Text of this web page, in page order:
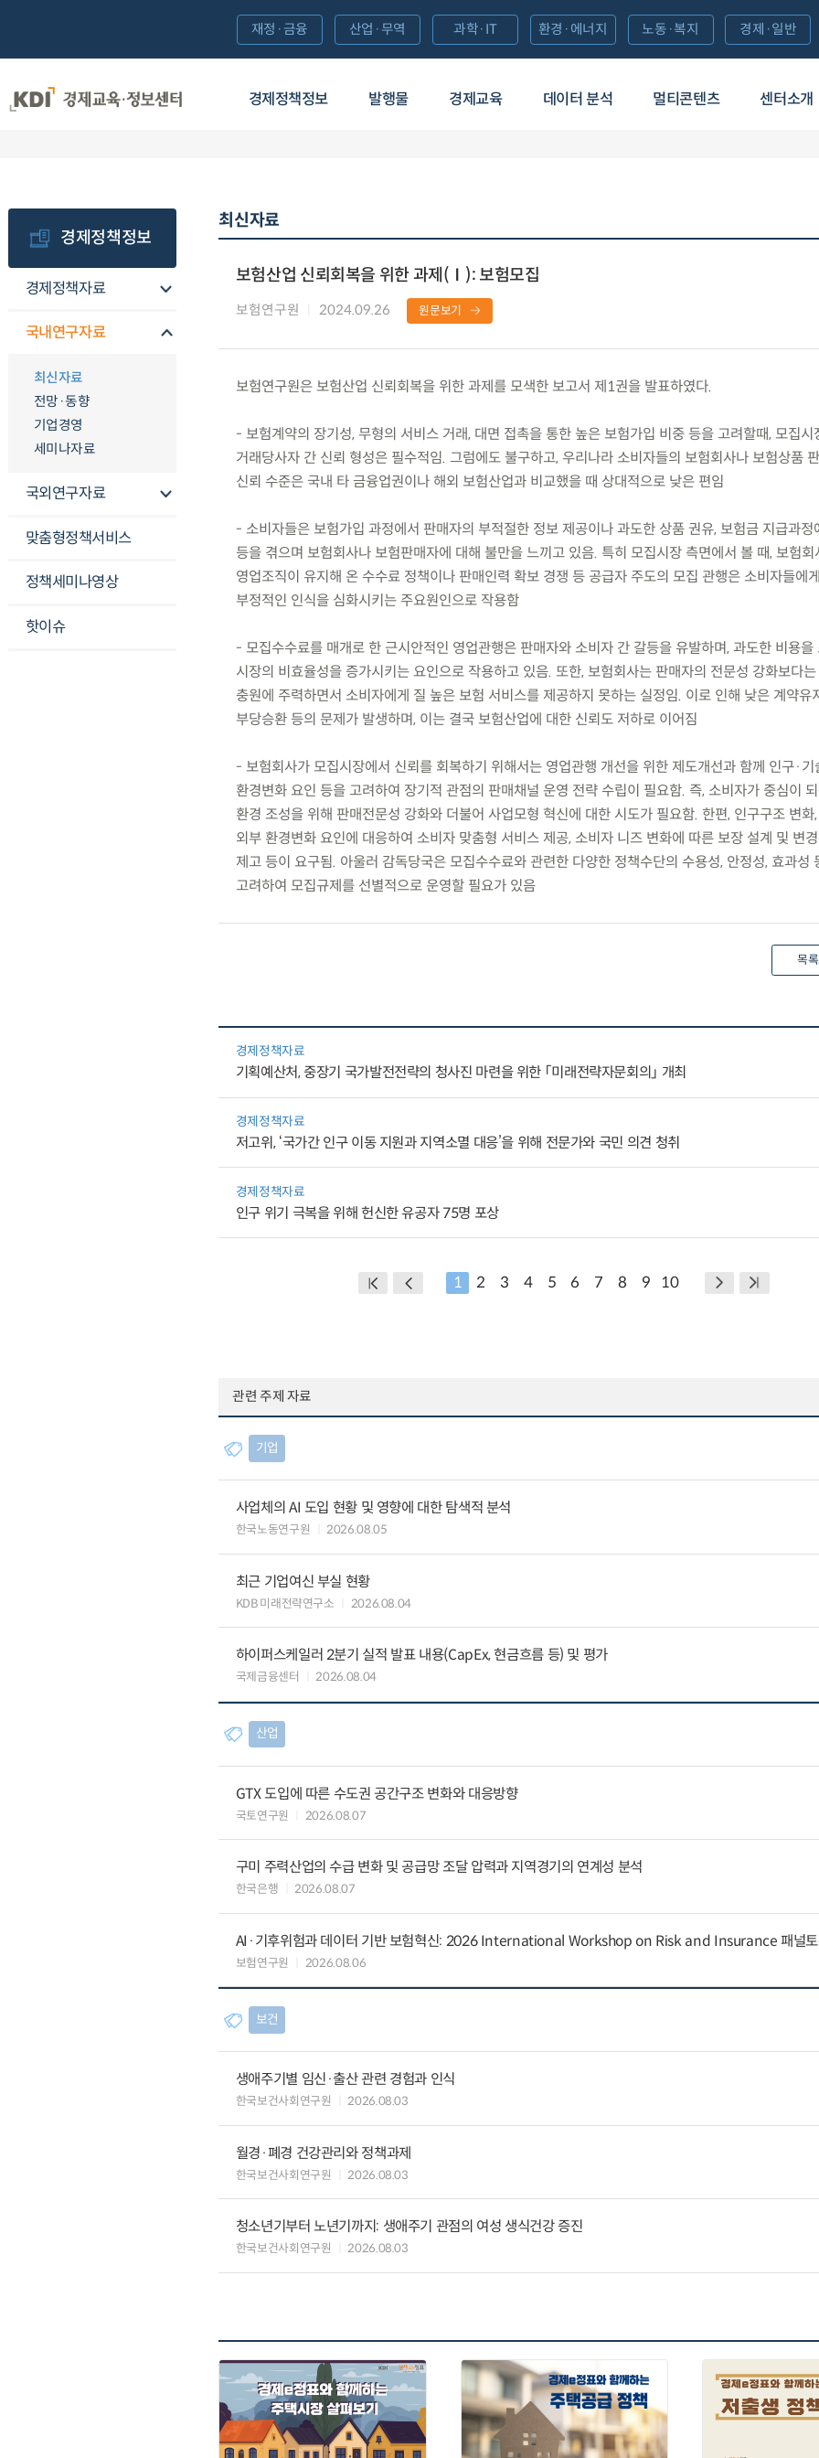
경제정책정보 발행물 경제교육 데이터 분석 멀티콘텐츠 센터소개
재정·금융 산업·무역 과학·IT 환경·에너지 노동·복지 경제·일반
경제정책정보
경제정책자료
국내연구자료
최신자료
전망·동향
기업경영
세미나자료
국외연구자료
맞춤형정책서비스
정책세미나영상
핫이슈
최신자료
보험산업 신뢰회복을 위한 과제(Ⅰ): 보험모집
보험연구원 2024.09.26 원문보기
보험연구원은 보험산업 신뢰회복을 위한 과제를 모색한 보고서 제1권을 발표하였다.
- 보험계약의 장기성, 무형의 서비스 거래, 대면 접촉을 통한 높은 보험가입 비중 등을 고려할때, 모집시
거래당사자 간 신뢰 형성은 필수적임. 그럼에도 불구하고, 우리나라 소비자들의 보험회사나 보험상품
신뢰 수준은 국내 타 금융업권이나 해외 보험산업과 비교했을 때 상대적으로 낮은 편임
- 소비자들은 보험가입 과정에서 판매자의 부적절한 정보 제공이나 과도한 상품 권유, 보험금 지급과정
등을 겪으며 보험회사나 보험판매자에 대해 불만을 느끼고 있음. 특히 모집시장 측면에서 볼 때, 보험회
영업조직이 유지해 온 수수료 정책이나 판매인력 확보 경쟁 등 공급자 주도의 모집 관행은 소비자들에
부정적인 인식을 심화시키는 주요원인으로 작용함
- 모집수수료를 매개로 한 근시안적인 영업관행은 판매자와 소비자 간 갈등을 유발하며, 과도한 비용을
시장의 비효율성을 증가시키는 요인으로 작용하고 있음. 또한, 보험회사는 판매자의 전문성 강화보다
충원에 주력하면서 소비자에게 질 높은 보험 서비스를 제공하지 못하는 실정임. 이로 인해 낮은 계약유
부당승환 등의 문제가 발생하며, 이는 결국 보험산업에 대한 신뢰도 저하로 이어짐
- 보험회사가 모집시장에서 신뢰를 회복하기 위해서는 영업관행 개선을 위한 제도개선과 함께 인구·기
환경변화 요인 등을 고려하여 장기적 관점의 판매채널 운영 전략 수립이 필요함. 즉, 소비자가 중심이
환경 조성을 위해 판매전문성 강화와 더불어 사업모형 혁신에 대한 시도가 필요함. 한편, 인구구조 변화
외부 환경변화 요인에 대응하여 소비자 맞춤형 서비스 제공, 소비자 니즈 변화에 따른 보장 설계 및 변
제고 등이 요구됨. 아울러 감독당국은 모집수수료와 관련한 다양한 정책수단의 수용성, 안정성, 효과성
고려하여 모집규제를 선별적으로 운영할 필요가 있음
목
경제정책자료
기획예산처, 중장기 국가발전전략의 청사진 마련을 위한 「미래전략자문회의」 개최
경제정책자료
저고위, ‘국가간 인구 이동 지원과 지역소멸 대응’을 위해 전문가와 국민 의견 청취
경제정책자료
인구 위기 극복을 위해 헌신한 유공자 75명 포상
1 2 3 4 5 6 7 8 9 10
관련 주제 자료
기업
사업체의 AI 도입 현황 및 영향에 대한 탐색적 분석
한국노동연구원 2026.08.05
최근 기업여신 부실 현황
KDB 미래전략연구소 2026.08.04
하이퍼스케일러 2분기 실적 발표 내용(CapEx, 현금흐름 등) 및 평가
국제금융센터 2026.08.04
산업
GTX 도입에 따른 수도권 공간구조 변화와 대응방향
국토연구원 2026.08.07
구미 주력산업의 수급 변화 및 공급망 조달 압력과 지역경기의 연계성 분석
한국은행 2026.08.07
AI·기후위험과 데이터 기반 보험혁신: 2026 International Workshop on Risk and Insurance 패널토
보험연구원 2026.08.06
보건
생애주기별 임신·출산 관련 경험과 인식
한국보건사회연구원 2026.08.03
월경·폐경 건강관리와 정책과제
한국보건사회연구원 2026.08.03
청소년기부터 노년기까지: 생애주기 관점의 여성 생식건강 증진
한국보건사회연구원 2026.08.03